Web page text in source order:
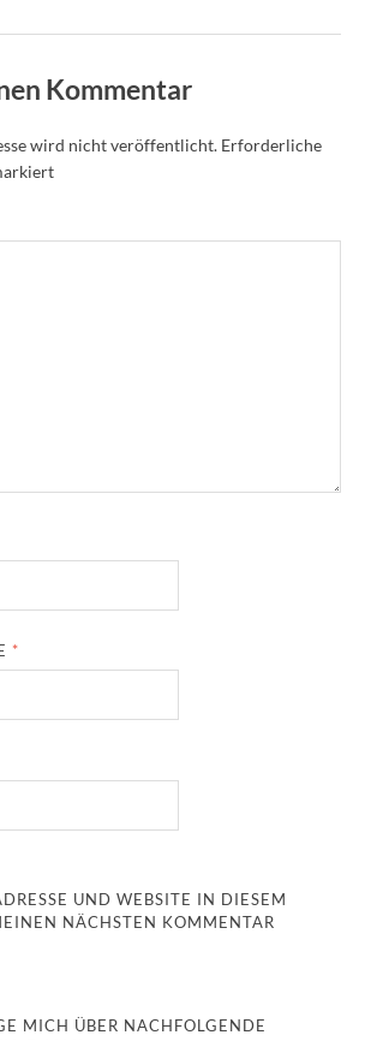
Kommentar
wird nicht veröffentlicht. Erforderliche
*
UND WEBSITE IN DIESEM
NÄCHSTEN KOMMENTAR
MICH ÜBER NACHFOLGENDE